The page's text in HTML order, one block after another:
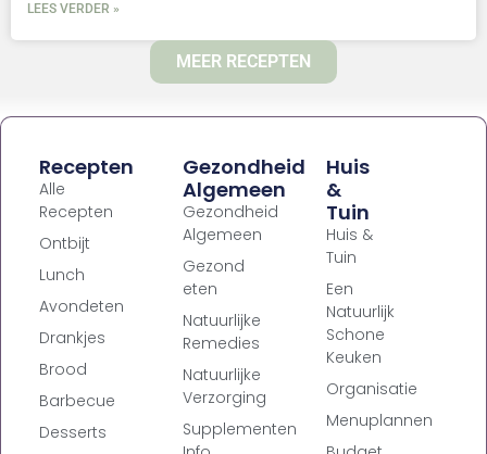
LEES VERDER »
MEER RECEPTEN
Recepten
Alle
Recepten
Ontbijt
Lunch
Avondeten
Drankjes
Brood
Barbecue
Desserts
Gezondheid
Algemeen
Gezondheid
Algemeen
Gezond
eten
Natuurlijke
Remedies
Natuurlijke
Verzorging
Supplementen
Huis
&
Tuin
Huis &
Tuin
Een
Natuurlijk
Schone
Keuken
Organisatie
Menuplannen